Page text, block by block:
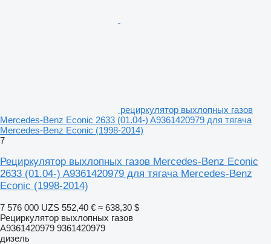
рециркулятор выхлопных газов
Mercedes-Benz Econic 2633 (01.04-) A9361420979 для тягача
Mercedes-Benz Econic (1998-2014)
7
Рециркулятор выхлопных газов Mercedes-Benz Econic
2633 (01.04-) A9361420979 для тягача Mercedes-Benz
Econic (1998-2014)
7 576 000 UZS 552,40 € ≈ 638,30 $
Рециркулятор выхлопных газов
A9361420979 9361420979
дизель